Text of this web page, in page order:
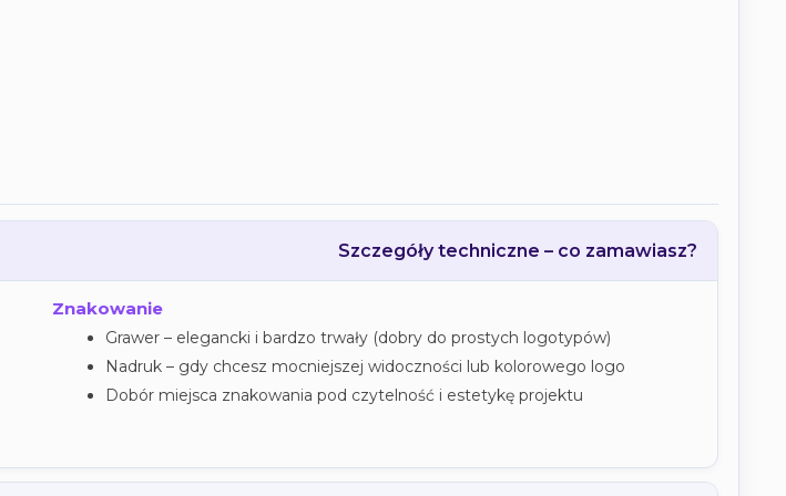
Szczegóły techniczne – co zamawiasz?
Znakowanie
Grawer – elegancki i bardzo trwały (dobry do prostych logotypów)
Nadruk – gdy chcesz mocniejszej widoczności lub kolorowego logo
Dobór miejsca znakowania pod czytelność i estetykę projektu